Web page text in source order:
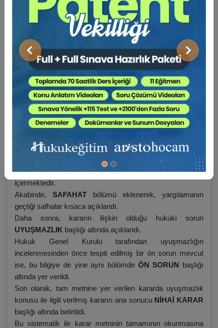
Önceki Sonraki
SAFAHAT: (…)
UYUŞMAZLIK: …
ÖN SORUN:…
NİHAİ KARAR: …
KARAR METNİ
…
Öncelikle kararın künye bilgilerine yer verildi ve kararın
içeriği dikkate alınarak anahtar kelimeler belirlendi. Her
karar metninin başında yer alan gri tablo bu bilgileri
içermektedir.
Akabinde, SAFAHAT
bölümü eklenerek, yargılamanın
geçtiği safhalar kısaca açıklandı.
Daha sonra, kararın ilişkin olduğu hukuki sorun
UYUŞMAZLIK başlığı altında açıklandı.
Hukuk Genel Kurulu tarafından uyuşmazlığın
incelenmesinden önce tespit edilmiş bir ön sorun mevcut
ise, bu bilgiye de yine aynı bölümde ÖN SORUN
başlığı
altında yer verildi.
Son olarak, tam metnine yer verilen kararda uyuşmazlık
konusu ile ilgili verilmiş kararın ana sonucu NİHAİ KARAR
başlığı altında belirtildi.
Bu sistematik ile karar metninin tamamının okunmasına